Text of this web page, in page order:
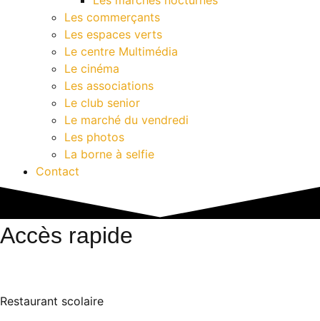
Les commerçants
Les espaces verts
Le centre Multimédia
Le cinéma
Les associations
Le club senior
Le marché du vendredi
Les photos
La borne à selfie
Contact
Accès rapide
Restaurant scolaire